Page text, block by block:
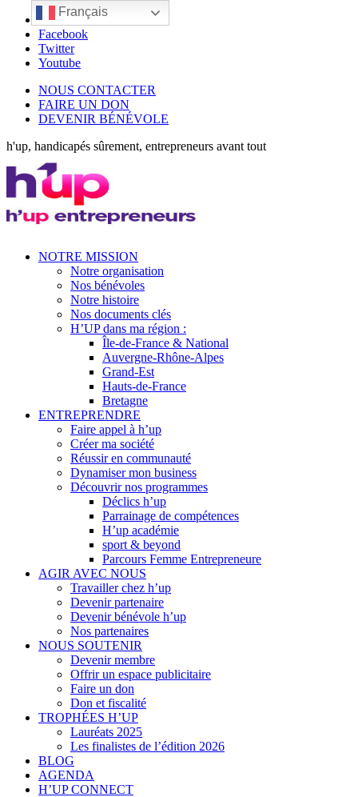
LinkedIn
Facebook
Twitter
Youtube
NOUS CONTACTER
FAIRE UN DON
DEVENIR BÉNÉVOLE
h'up, handicapés sûrement, entrepreneurs avant tout
NOTRE MISSION
Notre organisation
Nos bénévoles
Notre histoire
Nos documents clés
H’UP dans ma région :
Île-de-France & National
Auvergne-Rhône-Alpes
Grand-Est
Hauts-de-France
Bretagne
ENTREPRENDRE
Faire appel à h’up
Créer ma société
Réussir en communauté
Dynamiser mon business
Découvrir nos programmes
Déclics h’up
Parrainage de compétences
H’up académie
sport & beyond
Parcours Femme Entrepreneure
AGIR AVEC NOUS
Travailler chez h’up
Devenir partenaire
Devenir bénévole h’up
Nos partenaires
NOUS SOUTENIR
Devenir membre
Offrir un espace publicitaire
Faire un don
Don et fiscalité
TROPHÉES H’UP
Lauréats 2025
Les finalistes de l’édition 2026
BLOG
AGENDA
H’UP CONNECT
Français